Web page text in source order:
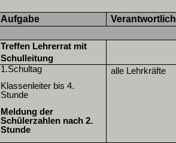
Aufgabe
Verantwortlich
Treffen Lehrerrat mit
Schulleitung
1.Schultag
Klassenleiter bis 4.
Stunde
Meldung der
Schülerzahlen nach 2.
Stunde
alle Lehrkräfte